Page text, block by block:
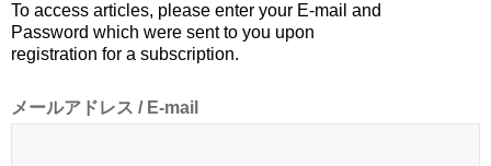
To access articles, please enter your E-mail and
Password which were sent to you upon
registration for a subscription.
メールアドレス / E-mail